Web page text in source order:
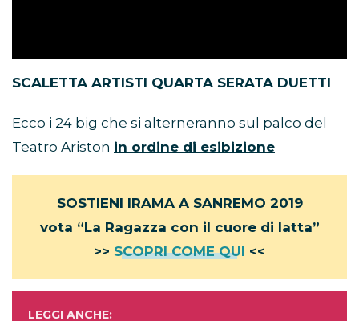
SCALETTA ARTISTI QUARTA SERATA DUETTI
Ecco i 24 big che si alterneranno sul palco del
Teatro Ariston in ordine di esibizione
SOSTIENI IRAMA A SANREMO 2019
vota “La Ragazza con il cuore di latta”
>> SCOPRI COME QUI <<